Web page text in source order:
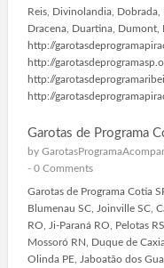
Reis, Divinolandia,
Dracena, Duartina, Dumont,
http://
http://
http://
http://
Garotas de Programa
by
- 0 Comments
Garotas de Programa Cotia
Blumenau SC, Joinville SC,
RO, Ji-Paraná RO, Pelotas
Mossoró RN, Duque de
Olinda PE, Jaboatão dos